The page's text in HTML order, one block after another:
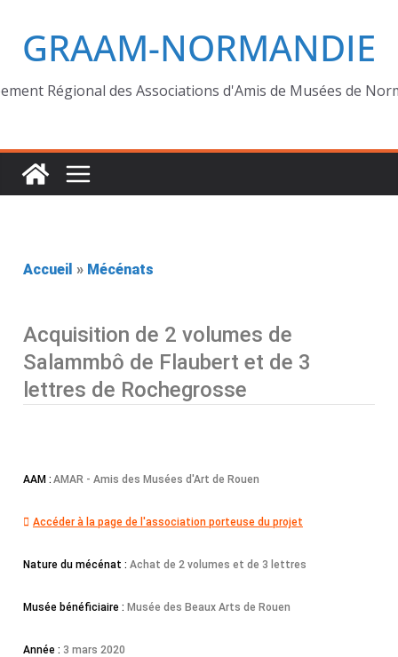
GRAAM-NORMANDIE
Régional des Associations d'Amis de Musées de
Accueil » Mécénats
Acquisition de 2 volumes de
Salammbô de Flaubert et de 3
lettres de Rochegrosse
AAM :AMAR - Amis des Musées d'Art de Rouen
Accéder à la page de l'association porteuse du projet
Nature du mécénat : Achat de 2 volumes et de 3 lettres
Musée bénéficiaire : Musée des Beaux Arts de Rouen
Année : 3 mars 2020